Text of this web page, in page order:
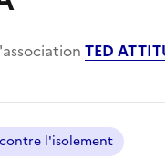
TED
l'isolement